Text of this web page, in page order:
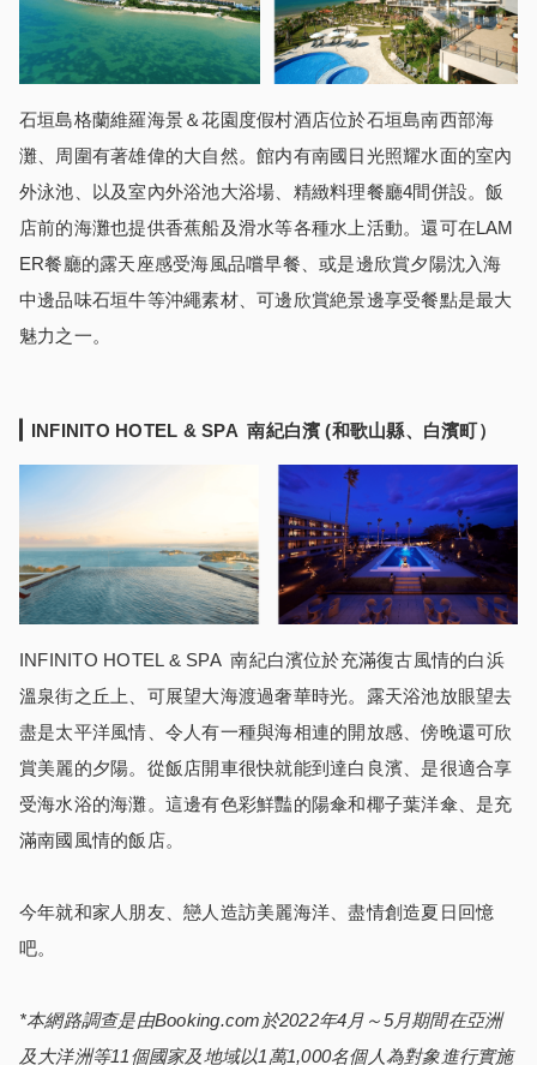
石垣島格蘭維羅海景＆花園度假村酒店位於石垣島南西部海
灘、周圍有著雄偉的大自然。館内有南國日光照耀水面的室內
外泳池、以及室內外浴池大浴場、精緻料理餐廳4間併設。飯
店前的海灘也提供香蕉船及滑水等各種水上活動。還可在LAM
ER餐廳的露天座感受海風品嚐早餐、或是邊欣賞夕陽沈入海
中邊品味石垣牛等沖繩素材、可邊欣賞絶景邊享受餐點是最大
魅力之一。
INFINITO HOTEL & SPA 南紀白濱 (和歌山縣、白濱町）
INFINITO HOTEL & SPA 南紀白濱位於充滿復古風情的白浜
溫泉街之丘上、可展望大海渡過奢華時光。露天浴池放眼望去
盡是太平洋風情、令人有一種與海相連的開放感、傍晚還可欣
賞美麗的夕陽。從飯店開車很快就能到達白良濱、是很適合享
受海水浴的海灘。這邊有色彩鮮豔的陽傘和椰子葉洋傘、是充
滿南國風情的飯店。
今年就和家人朋友、戀人造訪美麗海洋、盡情創造夏日回憶
吧。
*本網路調查是由Booking.com於2022年4月～5月期間在亞洲
及大洋洲等11個國家及地域以1萬1,000名個人為對象進行實施